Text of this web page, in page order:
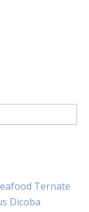
Ternate
Dicoba